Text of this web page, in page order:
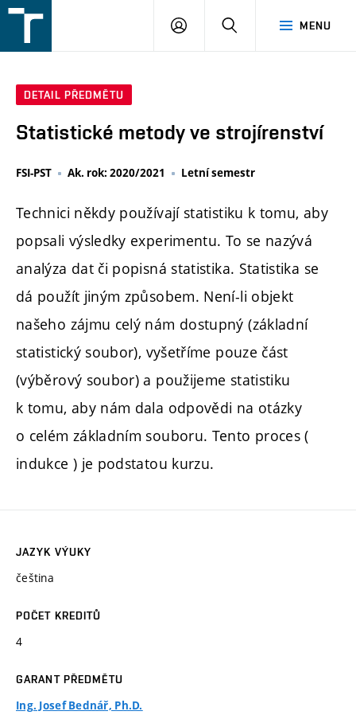
v
MENU
PŘIHLÁŠENÍ
DETAIL PŘEDMĚTU
Statistické metody ve strojírenství
FSI-PST Ak. rok: 2020/2021 Letní semestr
Technici někdy používají statistiku k tomu, aby
popsali výsledky experimentu. To se nazývá
analýza dat či popisná statistika. Statistika se
dá použít jiným způsobem. Není-li objekt
našeho zájmu celý nám dostupný (základní
statistický soubor), vyšetříme pouze část
(výběrový soubor) a použijeme statistiku
k tomu, aby nám dala odpovědi na otázky
o celém základním souboru. Tento proces (
indukce ) je podstatou kurzu.
JAZYK VÝUKY
čeština
POČET KREDITŮ
4
GARANT PŘEDMĚTU
Ing. Josef Bednář, Ph.D.